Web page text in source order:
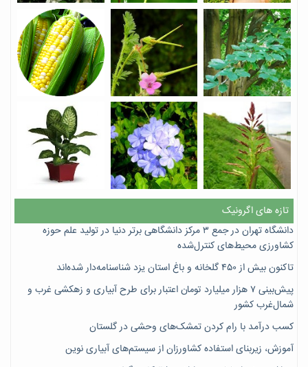
تازه های اگرونیک
دانشگاه تهران در جمع ۳ مرکز دانشگاهی برتر دنیا در تولید علم حوزه
کشاورزی محیط‌های کنترل‌شده
تاکنون بیش از ۴۵۰ گلخانه و باغ استان یزد شناسنامه‌دار شده‌اند
پیش‌بینی ۷‌ هزار میلیارد تومان اعتبار برای طرح آبیاری و زهکشی غرب و
شمال‌غرب کشور
کسب درآمد با رام کردن تمشک‌های وحشی در گلستان
آموزش، زیربنای استفاده کشاورزان از سیستم‌های آبیاری نوین